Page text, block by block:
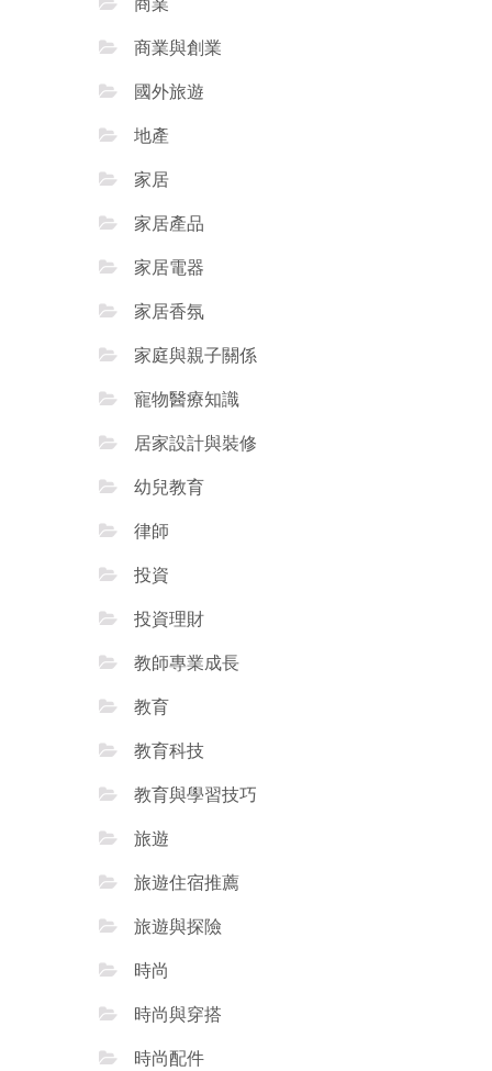
商業與創業
國外旅遊
地產
家居
家居產品
家居電器
家居香氛
家庭與親子關係
寵物醫療知識
居家設計與裝修
幼兒教育
律師
投資
投資理財
教師專業成長
教育
教育科技
教育與學習技巧
旅遊
旅遊住宿推薦
旅遊與探險
時尚
時尚與穿搭
時尚配件